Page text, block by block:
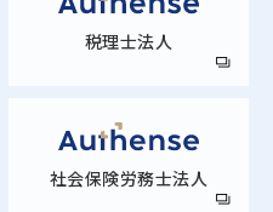
税理士法人
社会保険労務士法人